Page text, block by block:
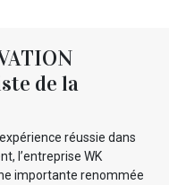
de la
réussie dans
l’entreprise WK
importante renommée